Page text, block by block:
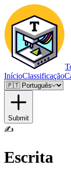
InícioClassificação
Submit
✍️
Escrita